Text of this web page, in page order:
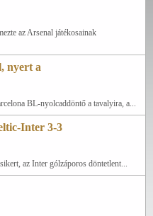
az Arsenal játékosainak
nyert a
BL-nyolcaddöntő a tavalyira, a...
Inter 3-3
az Inter gólzáporos döntetlent...